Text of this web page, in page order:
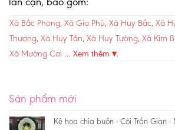
Xã Bắc Phong, Xã Gia Phù, Xã Huy Bắc, Xã
Thượng, Xã Huy Tân, Xã Huy Tường, Xã Kim
Xã Mường Cơi … Xem thêm ▾.
Sản phẩm mới
Kệ hoa chia buồn - Cõi Trần Gian -